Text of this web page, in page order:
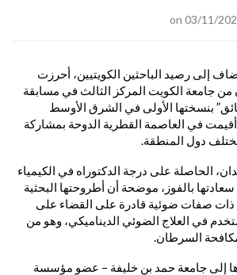
إلى رصيد الباحثين الكويتيين، أحرزت
من جامعة الكويت المركز الثالث في مسابقة
بنسختها الأولى في الشرق الأوسط
أقيمت في العاصمة القطرية الدوحة بمشاركة
دول المنطقة.
الحاصلة على درجة الدكتوراه في الكيمياء
بالفوز، موضحة أن أطروحتها البحثية
ذات صفات ضوئية قادرة على القضاء على
في العلاج الضوئي الديناميكي، وهو من
السرطان.
إلى جامعة حمد بن خليفة – عضو مؤسسة